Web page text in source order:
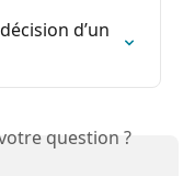
d’un
question ?